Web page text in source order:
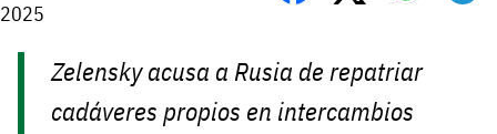
2025
Zelensky acusa a Rusia de repatriar
cadáveres propios en intercambios